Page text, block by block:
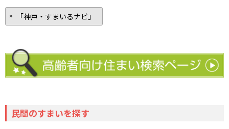
「神戸・すまいるナビ」
民間のすまいを探す